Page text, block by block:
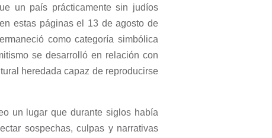
un país prácticamente sin judíos
estas páginas el 13 de agosto de
como categoría simbólica
se desarrolló en relación con
heredada capaz de reproducirse
un lugar que durante siglos había
sospechas, culpas y narrativas